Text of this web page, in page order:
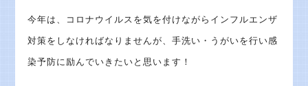
今年は、コロナウイルスを気を付けながらインフルエンザ
対策をしなければなりませんが、手洗い・うがいを行い感
染予防に励んでいきたいと思います！